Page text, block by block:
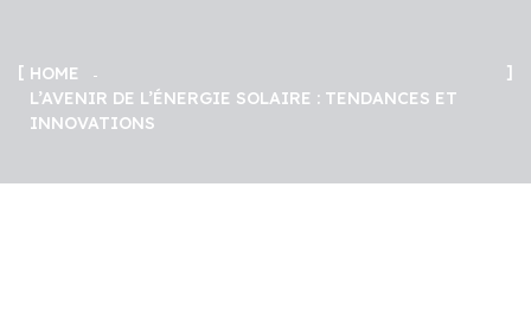
HOME
L’AVENIR DE L’ÉNERGIE SOLAIRE : TENDANCES ET
INNOVATIONS